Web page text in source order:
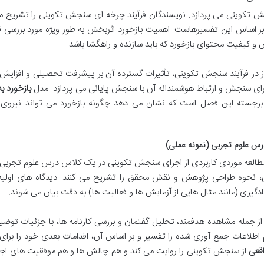
می پردازد. نویسندگان فرآیند چرخه ای سنجش تکوینی را تشریح
اساس این تفسیرهاست. اهمیت بازخورد اثربخش به طور ویژه مورد بررسی
و کیفیت محتوای بازخورد که باید سازنده و راهگشا باشد.
فرآیند سنجش تکوینی، تأثیرات گسترده آن بر پیشرفت تحصیلی و افزایش
سنجش و ارتباط هوشمندانه آن با سنجش پایانی می پردازد. مدلبازخورد
برجسته این فصل است که نشان می دهد چگونه بازخورد می تواند
علوم تجربی (نمونه عملی)
موردی کاربردی از اجرای سنجش تکوینی در یک کلاس درس علوم تجربی
نحوه طراحی پژوهش و نقش محقق را تشریح می کنند. دیدگاه های
(مانند مثال هایی از آزمایش ها و فعالیت ها) به دقت بیان می شوند.
مشاهده هدفمند، تحلیل گفتمان و بررسی کارنامه ها، با جزئیات
جمع آوری شده را تفسیر و بر اساس آن، اقدامات بعدی خود را
از سنجش تکوینی را روایت می کند و هم چالش ها و هم موفقیت های